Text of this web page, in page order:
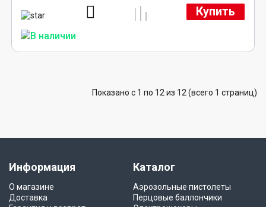
Купить
Показано с 1 по 12 из 12 (всего 1 страниц)
Информация
О магазине
Доставка
Каталог
Аэрозольные пистолеты
Перцовые баллончики